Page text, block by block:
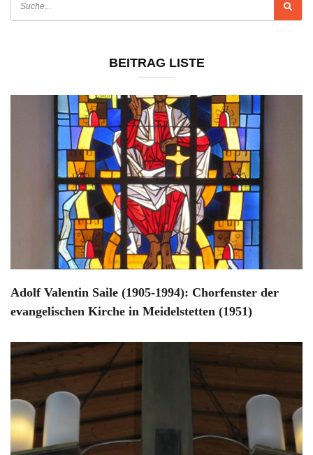
BEITRAG LISTE
Adolf Valentin Saile (1905-1994): Chorfenster der
evangelischen Kirche in Meidelstetten (1951)